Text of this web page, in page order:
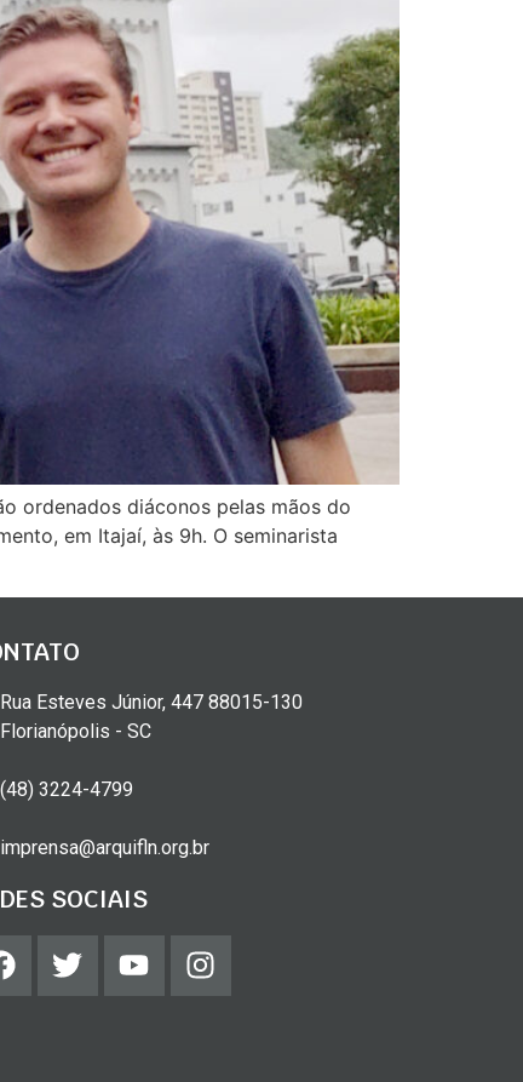
ordenados diáconos pelas mãos do
em Itajaí, às 9h. O seminarista
Rua Esteves Júnior, 447 88015-130
Florianópolis - SC
(48) 3224-4799
imprensa@arquifln.org.br
SOCIAIS